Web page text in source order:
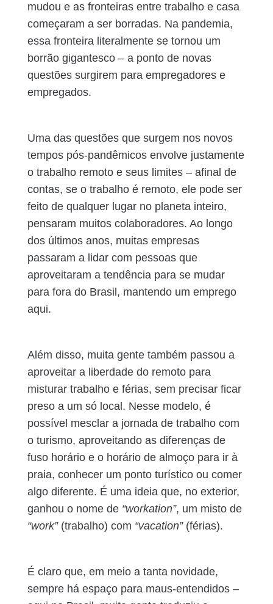
mudou e as fronteiras entre trabalho e casa
começaram a ser borradas. Na pandemia,
essa fronteira literalmente se tornou um
borrão gigantesco – a ponto de novas
questões surgirem para empregadores e
empregados.
Uma das questões que surgem nos novos
tempos pós-pandêmicos envolve justamente
o trabalho remoto e seus limites – afinal de
contas, se o trabalho é remoto, ele pode ser
feito de qualquer lugar no planeta inteiro,
pensaram muitos colaboradores. Ao longo
dos últimos anos, muitas empresas
passaram a lidar com pessoas que
aproveitaram a tendência para se mudar
para fora do Brasil, mantendo um emprego
aqui.
Além disso, muita gente também passou a
aproveitar a liberdade do remoto para
misturar trabalho e férias, sem precisar ficar
preso a um só local. Nesse modelo, é
possível mesclar a jornada de trabalho com
o turismo, aproveitando as diferenças de
fuso horário e o horário de almoço para ir à
praia, conhecer um ponto turístico ou comer
algo diferente. É uma ideia que, no exterior,
ganhou o nome de “workation”, um misto de
“work”(trabalho) com “vacation”(férias).
É claro que, em meio a tanta novidade,
sempre há espaço para maus-entendidos –